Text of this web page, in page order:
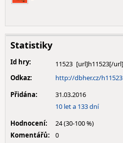
Statistiky
Id hry:
11523
Odkaz:
http://dbher.cz/h11523
Přidána:
31.03.2016
10 let a 133 dní
Hodnocení:
24 (30-100 %)
Komentářů:
0